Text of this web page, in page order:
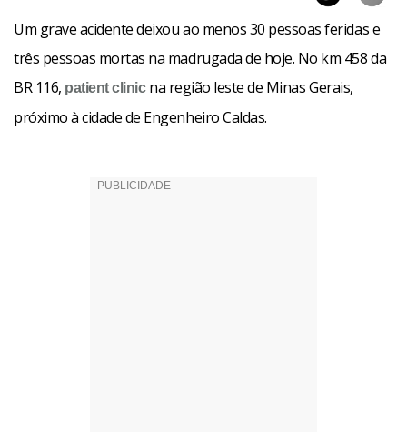
Um grave acidente deixou ao menos 30 pessoas feridas e
três pessoas mortas na madrugada de hoje. No km 458 da
BR 116, patient clinicna região leste de Minas Gerais,
próximo à cidade de Engenheiro Caldas.